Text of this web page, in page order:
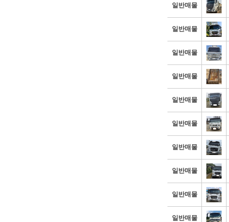
일반매물
일반매물
일반매물
일반매물
일반매물
일반매물
일반매물
일반매물
일반매물
일반매물